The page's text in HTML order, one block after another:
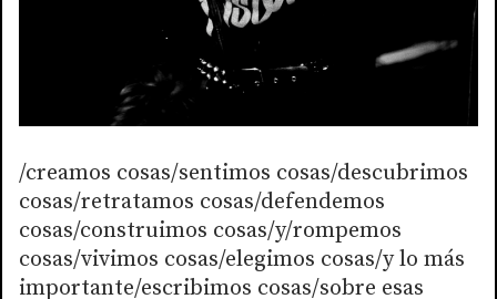
/creamos cosas/sentimos cosas/descubrimos
cosas/retratamos cosas/defendemos
cosas/construimos cosas/y/rompemos
cosas/vivimos cosas/elegimos cosas/y lo más
importante/escribimos cosas/sobre esas